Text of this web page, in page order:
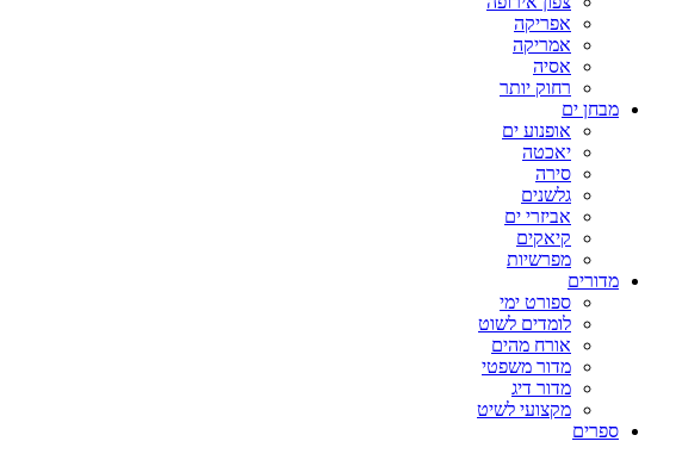
אפריקה
אמריקה
אסיה
רחוק יותר
מבחן ים
אופנוע ים
יאכטה
סירה
גלשנים
אביזרי ים
קיאקים
מפרשיות
מדורים
ספורט ימי
לומדים לשוט
אורח מהים
מדור משפטי
מדור דיג
מקצועי לשיט
ספרים